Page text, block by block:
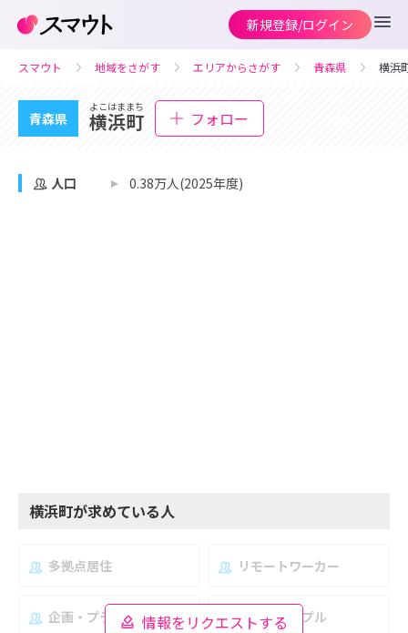
新規登録/ログイン
スマウト 地域をさがす エリアからさがす 青森県 横浜
青森県
よこはままち
横浜町 フォロー
人口 0.38万人(2025年度)
横浜町が求めている人
情報をリクエストする
多拠点居住 リモートワーカー
企画・プランナー 夫婦・カップル